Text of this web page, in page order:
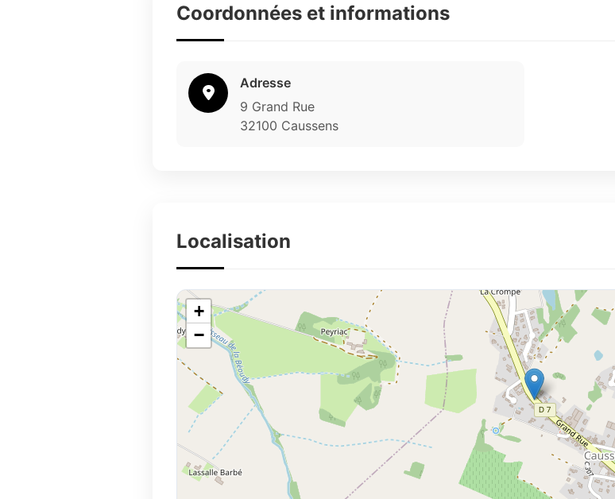
Coordonnées et informations
Adresse
9 Grand Rue
32100 Caussens
Localisation
+
−